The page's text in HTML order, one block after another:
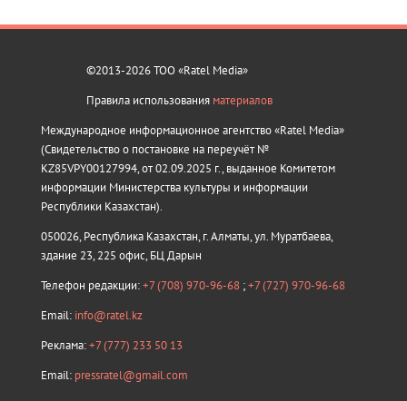
©2013-2026 ТОО «Ratel Media»
Правила использования материалов
Международное информационное агентство «Ratel Media»
(Свидетельство о постановке на переучёт №
KZ85VPY00127994, от 02.09.2025 г., выданное Комитетом
информации Министерства культуры и информации
Республики Казахстан).
050026, Республика Казахстан, г. Алматы, ул. Муратбаева,
здание 23, 225 офис, БЦ Дарын
Телефон редакции:+7 (708) 970-96-68 ;+7 (727) 970-96-68
Email: info@ratel.kz
Реклама:+7 (777) 233 50 13
Email: pressratel@gmail.com